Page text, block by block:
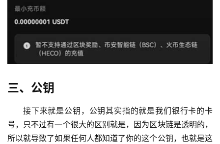
三、公钥
接下来就是公钥，公钥其实指的就是我们银行卡的卡
号，只不过有一个很大的区别就是，因为区块链是透明的，
所以就导致了如果任何人都知道了你的这个公钥，也就是这